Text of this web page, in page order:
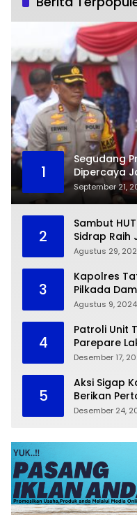
1
Segudang
Dipercaya
September 21,
2
Sambut
Sidrap Raih
Zona 5
Agustus 29,
3
Kapolres
Pilkada
Agustus 9, 2024
4
Patroli Unit
Parepare
Larangan
Desember 17,
5
Aksi Sigap
Berikan
Desember 24,